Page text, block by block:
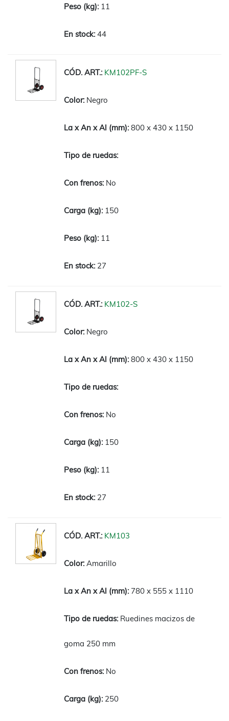
11
44
KM102PF-S
Negro
800 x 430 x 1150
No
150
11
27
KM102-S
Negro
800 x 430 x 1150
No
150
11
27
KM103
Amarillo
780 x 555 x 1110
Ruedines macizos de
goma 250 mm
No
250